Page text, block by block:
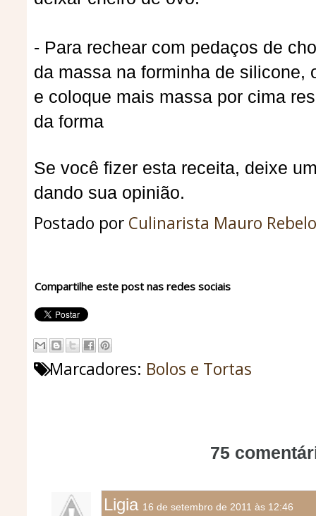
- Para rechear com pedaços de
da massa na forminha de silicone,
e coloque mais massa por cima
da forma
Se você fizer esta receita, deixe
dando sua opinião.
Postado por Culinarista Mauro
Compartilhe este post nas redes sociais
Marcadores: Bolos e Tortas
75
Ligia 16 de setembro de 2011 às 12:46